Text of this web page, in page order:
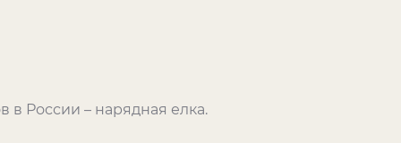
в России – нарядная елка.